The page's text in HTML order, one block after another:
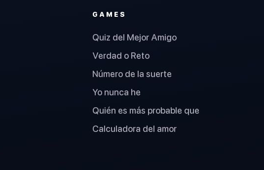
GAMES
Quiz del Mejor Amigo
Verdad o Reto
Número de la suerte
Yo nunca he
Quién es más probable que
Calculadora del amor